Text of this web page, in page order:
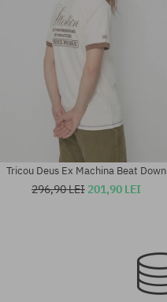
Tricou Deus Ex Machina Beat Down
296,90 LEI 201,90 LEI